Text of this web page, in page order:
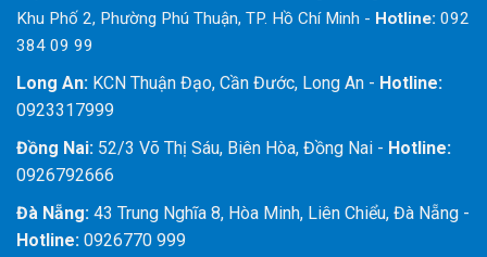
Khu Phố 2, Phường Phú Thuận, TP. Hồ Chí Minh - Hotline: 092
384 09 99
Long An: KCN Thuận Đạo, Cần Đước, Long An - Hotline:
0923317999
Đồng Nai: 52/3 Võ Thị Sáu, Biên Hòa, Đồng Nai - Hotline:
0926792666
Đà Nẵng: 43 Trung Nghĩa 8, Hòa Minh, Liên Chiểu, Đà Nẵng -
Hotline: 0926770 999